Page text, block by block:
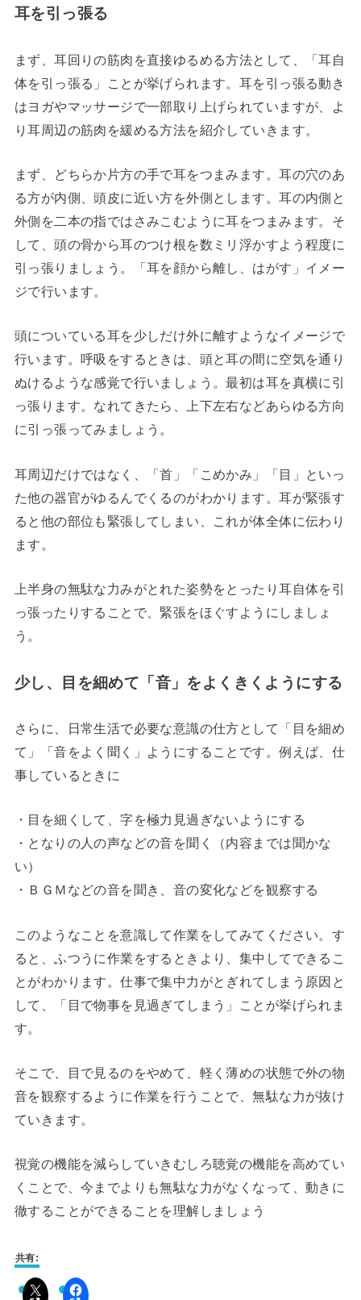
耳を引っ張る
まず、耳回りの筋肉を直接ゆるめる方法として、「耳自
体を引っ張る」ことが挙げられます。耳を引っ張る動き
はヨガやマッサージで一部取り上げられていますが、よ
り耳周辺の筋肉を緩める方法を紹介していきます。
まず、どちらか片方の手で耳をつまみます。耳の穴のあ
る方が内側、頭皮に近い方を外側とします。耳の内側と
外側を二本の指ではさみこむように耳をつまみます。そ
して、頭の骨から耳のつけ根を数ミリ浮かすよう程度に
引っ張りましょう。「耳を顔から離し、はがす」イメー
ジで行います。
頭についている耳を少しだけ外に離すようなイメージで
行います。呼吸をするときは、頭と耳の間に空気を通り
ぬけるような感覚で行いましょう。最初は耳を真横に引
っ張ります。なれてきたら、上下左右などあらゆる方向
に引っ張ってみましょう。
耳周辺だけではなく、「首」「こめかみ」「目」といっ
た他の器官がゆるんでくるのがわかります。耳が緊張す
ると他の部位も緊張してしまい、これが体全体に伝わり
ます。
上半身の無駄な力みがとれた姿勢をとったり耳自体を引
っ張ったりすることで、緊張をほぐすようにしましょ
う。
少し、目を細めて「音」をよくきくようにする
さらに、日常生活で必要な意識の仕方として「目を細め
て」「音をよく聞く」ようにすることです。例えば、仕
事しているときに
・目を細くして、字を極力見過ぎないようにする
・となりの人の声などの音を聞く（内容までは聞かな
い）
・ＢＧＭなどの音を聞き、音の変化などを観察する
このようなことを意識して作業をしてみてください。す
ると、ふつうに作業をするときより、集中してできるこ
とがわかります。仕事で集中力がとぎれてしまう原因と
して、「目で物事を見過ぎてしまう」ことが挙げられま
す。
そこで、目で見るのをやめて、軽く薄めの状態で外の物
音を観察するように作業を行うことで、無駄な力が抜け
ていきます。
視覚の機能を減らしていきむしろ聴覚の機能を高めてい
くことで、今までよりも無駄な力がなくなって、動きに
徹することができることを理解しましょう
共有: